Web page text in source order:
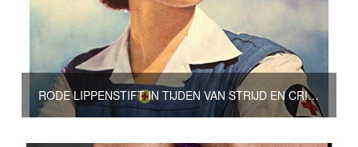
RODE LIPPENSTIFT IN TIJDEN VAN STRIJD EN CRISIS